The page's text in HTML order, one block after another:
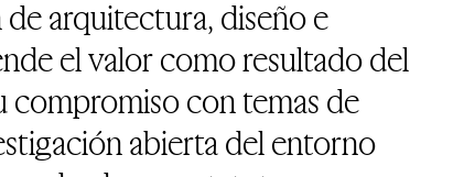
arquitectura, diseño e
el valor como resultado del
compromiso con temas de
abierta del entorno